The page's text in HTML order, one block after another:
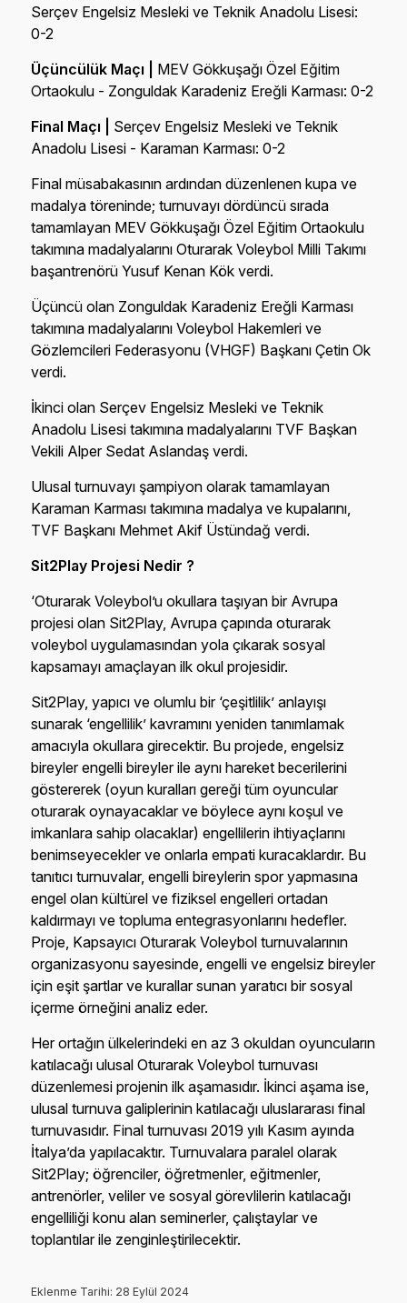
Serçev Engelsiz Mesleki ve Teknik Anadolu Lisesi:
0-2
Üçüncülük Maçı |
MEV Gökkuşağı Özel Eğitim
Ortaokulu - Zonguldak Karadeniz Ereğli Karması: 0-2
Final Maçı |
Serçev Engelsiz Mesleki ve Teknik
Anadolu Lisesi - Karaman Karması: 0-2
Final müsabakasının ardından düzenlenen kupa ve
madalya töreninde; turnuvayı dördüncü sırada
tamamlayan MEV Gökkuşağı Özel Eğitim Ortaokulu
takımına madalyalarını Oturarak Voleybol Milli Takımı
başantrenörü Yusuf Kenan Kök verdi.
Üçüncü olan Zonguldak Karadeniz Ereğli Karması
takımına madalyalarını Voleybol Hakemleri ve
Gözlemcileri Federasyonu (VHGF) Başkanı Çetin Ok
verdi.
İkinci olan Serçev Engelsiz Mesleki ve Teknik
Anadolu Lisesi takımına madalyalarını TVF Başkan
Vekili Alper Sedat Aslandaş verdi.
Ulusal turnuvayı şampiyon olarak tamamlayan
Karaman Karması takımına madalya ve kupalarını,
TVF Başkanı Mehmet Akif Üstündağ verdi.
Sit2Play Projesi Nedir ?
‘Oturarak Voleybol’u okullara taşıyan bir Avrupa
projesi olan Sit2Play, Avrupa çapında oturarak
voleybol uygulamasından yola çıkarak sosyal
kapsamayı amaçlayan ilk okul projesidir.
Sit2Play, yapıcı ve olumlu bir ‘çeşitlilik’ anlayışı
sunarak ‘engellilik’ kavramını yeniden tanımlamak
amacıyla okullara girecektir. Bu projede, engelsiz
bireyler engelli bireyler ile aynı hareket becerilerini
göstererek (oyun kuralları gereği tüm oyuncular
oturarak oynayacaklar ve böylece aynı koşul ve
imkanlara sahip olacaklar) engellilerin ihtiyaçlarını
benimseyecekler ve onlarla empati kuracaklardır. Bu
tanıtıcı turnuvalar, engelli bireylerin spor yapmasına
engel olan kültürel ve fiziksel engelleri ortadan
kaldırmayı ve topluma entegrasyonlarını hedefler.
Proje, Kapsayıcı Oturarak Voleybol turnuvalarının
organizasyonu sayesinde, engelli ve engelsiz bireyler
için eşit şartlar ve kurallar sunan yaratıcı bir sosyal
içerme örneğini analiz eder.
Her ortağın ülkelerindeki en az 3 okuldan oyuncuların
katılacağı ulusal Oturarak Voleybol turnuvası
düzenlemesi projenin ilk aşamasıdır. İkinci aşama ise,
ulusal turnuva galiplerinin katılacağı uluslararası final
turnuvasıdır. Final turnuvası 2019 yılı Kasım ayında
İtalya’da yapılacaktır. Turnuvalara paralel olarak
Sit2Play; öğrenciler, öğretmenler, eğitmenler,
antrenörler, veliler ve sosyal görevlilerin katılacağı
engelliliği konu alan seminerler, çalıştaylar ve
toplantılar ile zenginleştirilecektir.
Eklenme Tarihi: 28 Eylül 2024